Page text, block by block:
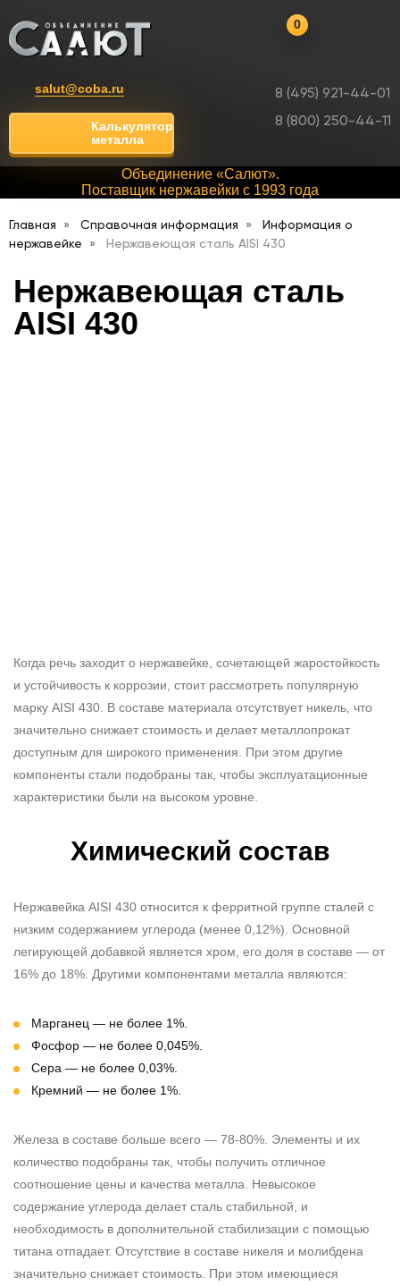
salut@coba.ru
Калькулятор
металла
8 (495) 921-44-01
8 (800) 250-44-11
0
Объединение «Салют».
Поставщик нержавейки с 1993 года
Главная Справочная информация
Информация о
нержавейке
Нержавеющая сталь AISI 430
Нержавеющая сталь
AISI 430
Когда речь заходит о нержавейке, сочетающей жаростойкость
и устойчивость к коррозии, стоит рассмотреть популярную
марку AISI 430 . В составе материала отсутствует никель, что
значительно снижает стоимость и делает металлопрокат
доступным для широкого применения. При этом другие
компоненты стали подобраны так, чтобы эксплуатационные
характеристики были на высоком уровне.
Химический состав
Нержавейка AISI 430 относится к ферритной группе сталей с
низким содержанием углерода (менее 0,12%). Основной
легирующей добавкой является хром, его доля в составе — от
16% до 18%. Другими компонентами металла являются:
Марганец — не более 1%.
Фосфор — не более 0,045%.
Сера — не более 0,03%.
Кремний — не более 1%.
Железа в составе больше всего — 78-80%. Элементы и их
количество подобраны так, чтобы получить отличное
соотношение цены и качества металла. Невысокое
содержание углерода делает сталь стабильной, и
необходимость в дополнительной стабилизации с помощью
титана отпадает. Отсутствие в составе никеля и молибдена
значительно снижает стоимость. При этом имеющиеся